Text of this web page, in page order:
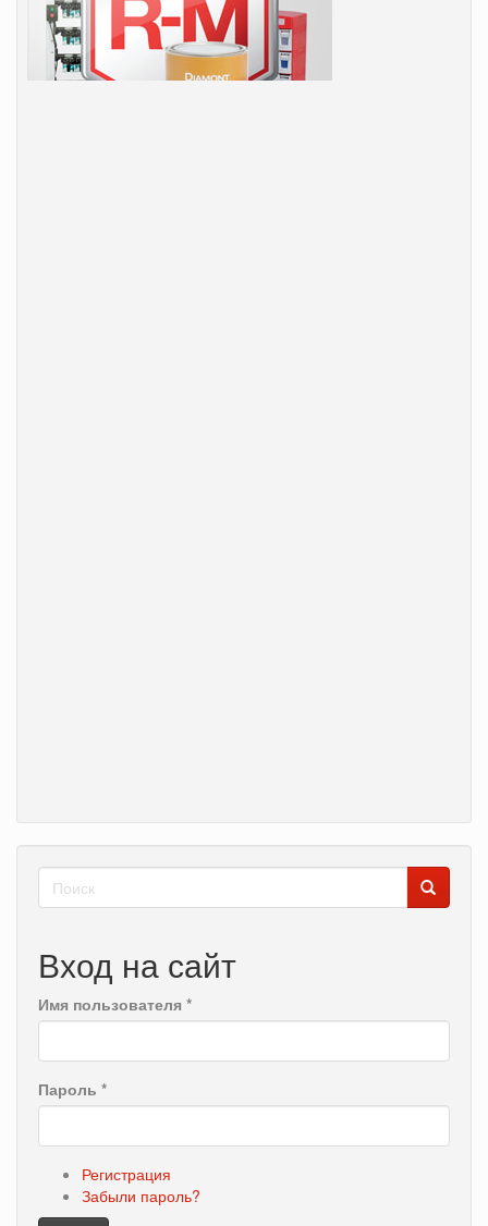
Форма
поиска
Вход на сайт
Имя пользователя *
Пароль *
Регистрация
Забыли пароль?